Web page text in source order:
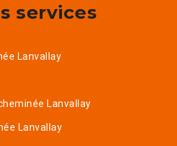
services
Lanvallay
Lanvallay
Lanvallay